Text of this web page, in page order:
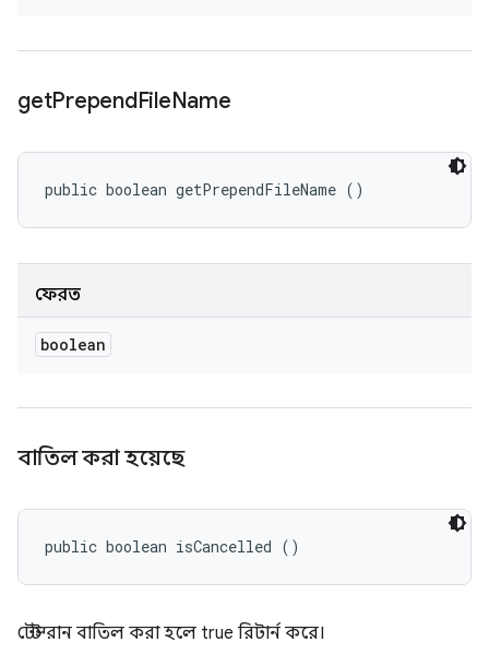
getPrependFileName
public boolean getPrependFileName ()
ফেরত
boolean
বাতিল করা হয়েছে
public boolean isCancelled ()
টেস্ট রান বাতিল করা হলে true রিটার্ন করে।